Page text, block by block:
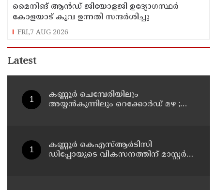
മൈനിങ് ആൻഡ്​ ജിയോളജി ഉദ്യോഗസ്ഥർ
കോളയാട് കൂവ ഉന്നതി സന്ദർശിച്ചു
FRI,7 AUG 2026
Latest
കണ്ണൂർ ചെമ്പേരിയിലും
അയ്യൻകുന്നിലും റെക്കോർഡ് മഴ ;
കണ്ണൂർ കെഎസ്ആർടിസി
ഡിപ്പോയുടെ വികസനത്തിന് മാസ്റ്റർ